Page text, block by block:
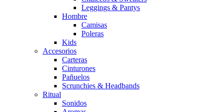
Leggings & Pantys
Hombre
Camisas
Poleras
Kids
Accesorios
Carteras
Cinturones
Pañuelos
Scrunchies & Headbands
Ritual
Sonidos